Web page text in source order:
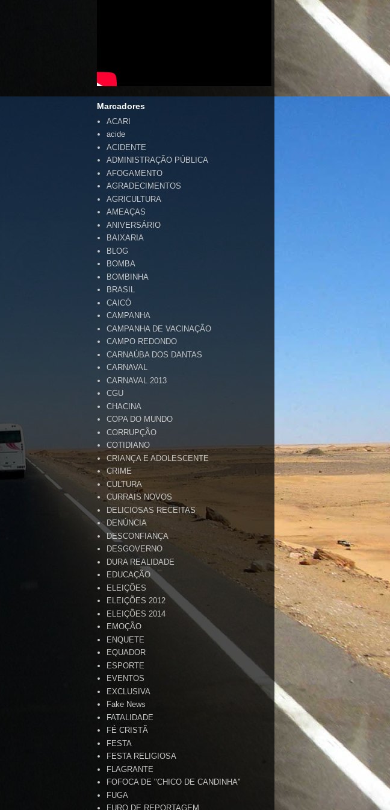
Marcadores
ACARI
acide
ACIDENTE
ADMINISTRAÇÃO PÚBLICA
AFOGAMENTO
AGRADECIMENTOS
AGRICULTURA
AMEAÇAS
ANIVERSÁRIO
BAIXARIA
BLOG
BOMBA
BOMBINHA
BRASIL
CAICÓ
CAMPANHA
CAMPANHA DE VACINAÇÃO
CAMPO REDONDO
CARNAÚBA DOS DANTAS
CARNAVAL
CARNAVAL 2013
CGU
CHACINA
COPA DO MUNDO
CORRUPÇÃO
COTIDIANO
CRIANÇA E ADOLESCENTE
CRIME
CULTURA
CURRAIS NOVOS
DELICIOSAS RECEITAS
DENÚNCIA
DESCONFIANÇA
DESGOVERNO
DURA REALIDADE
EDUCAÇÃO
ELEIÇÕES
ELEIÇÕES 2012
ELEIÇÕES 2014
EMOÇÃO
ENQUETE
EQUADOR
ESPORTE
EVENTOS
EXCLUSIVA
Fake News
FATALIDADE
FÉ CRISTÃ
FESTA
FESTA RELIGIOSA
FLAGRANTE
FOFOCA DE "CHICO DE CANDINHA"
FUGA
FURO DE REPORTAGEM